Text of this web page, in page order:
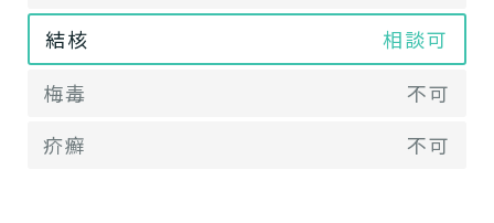
結核
相談可
梅毒
不可
疥癬
不可